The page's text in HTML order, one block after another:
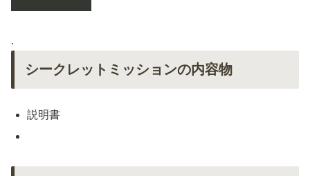
.
シークレットミッションの内容物
説明書